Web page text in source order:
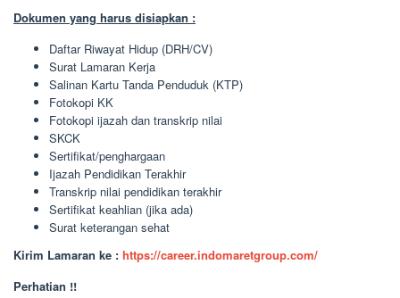
Dokumen yang harus disiapkan :
Daftar Riwayat Hidup (DRH/CV)
Surat Lamaran Kerja
Salinan Kartu Tanda Penduduk (KTP)
Fotokopi KK
Fotokopi ijazah dan transkrip nilai
SKCK
Sertifikat/penghargaan
Ijazah Pendidikan Terakhir
Transkrip nilai pendidikan terakhir
Sertifikat keahlian (jika ada)
Surat keterangan sehat
Kirim Lamaran ke : https://career.indomaretgroup.com/
Perhatian !!